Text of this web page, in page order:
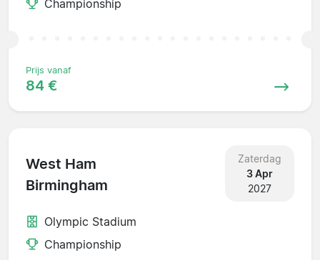
Championship
Prijs vanaf
84 €
West Ham
Birmingham
Zaterdag
3 Apr
2027
Olympic Stadium
Championship